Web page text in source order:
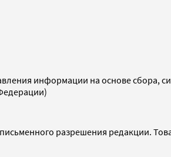
информации на основе сбора,
разрешения редакции.